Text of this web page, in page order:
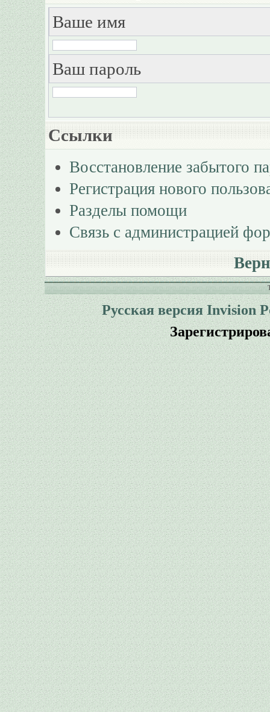
Ваше имя
Ваш пароль
Ссылки
Восстановление забытого
Регистрация нового
Разделы помощи
Связь с администрацией
Русская версия Invision